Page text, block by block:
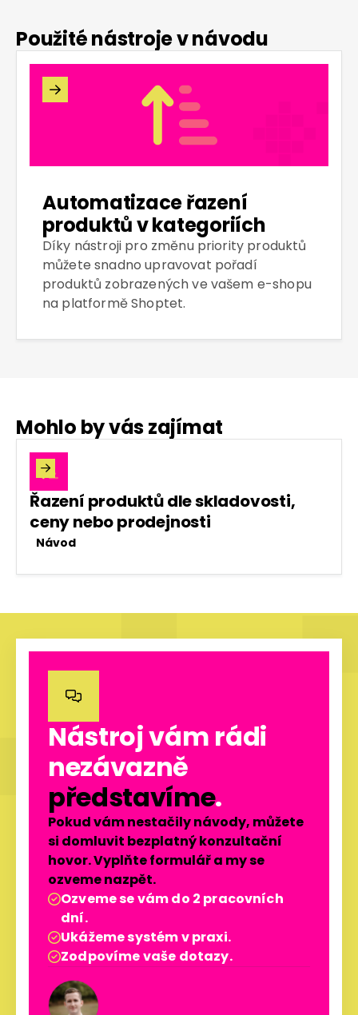
Použité nástroje v návodu

Automatizace řazení
produktů v kategoriích
Díky nástroji pro změnu priority produktů
můžete snadno upravovat pořadí
produktů zobrazených ve vašem e-shopu
na platformě Shoptet.‍
Mohlo by vás zajímat
Řazení produktů dle skladovosti,
ceny nebo prodejnosti
Návod


Nástroj vám rádi
nezávazně
představíme.
Pokud vám nestačily návody, můžete
si domluvit bezplatný konzultační
hovor. Vyplňte formulář a my se
ozveme nazpět.
Ozveme se vám do 2 pracovních
dní.
Ukážeme systém v praxi.
Zodpovíme vaše dotazy.